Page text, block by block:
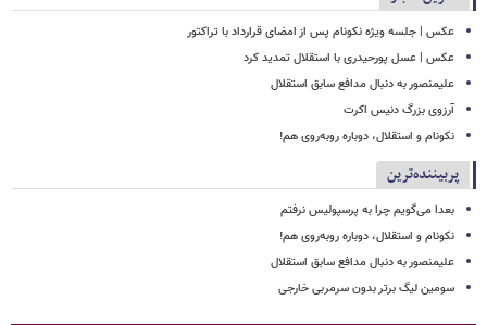
عکس | جلسه ویژه نکونام پس از امضای قرارداد با تراکتور
عکس | عسل پورحیدری با استقلال تمدید کرد
علیمنصور به دنبال مدافع سابق استقلال
آرزوی بزرگ دنیس اکرت
نکونام و استقلال، دوباره روبه‌روی هم!
پربیننده‌ترین
بعدا می‌گویم چرا به پرسپولیس نرفتم
نکونام و استقلال، دوباره روبه‌روی هم!
علیمنصور به دنبال مدافع سابق استقلال
سومین لیگ برتر بدون سرمربی خارجی